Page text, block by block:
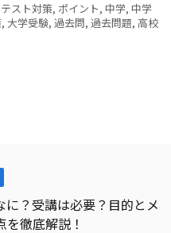
テスト対策, ポイント, 中学, 中学
, 大学受験, 過去問, 過去問題, 高校
に？受講は必要？目的とメ
を徹底解説！